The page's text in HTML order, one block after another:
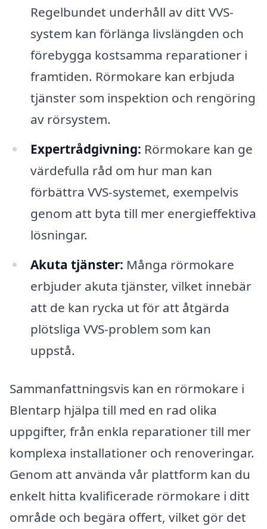
Regelbundet underhåll av ditt VVS-
system kan förlänga livslängden och
förebygga kostsamma reparationer i
framtiden. Rörmokare kan erbjuda
tjänster som inspektion och rengöring
av rörsystem.
Expertrådgivning: Rörmokare kan ge
värdefulla råd om hur man kan
förbättra VVS-systemet, exempelvis
genom att byta till mer energieffektiva
lösningar.
Akuta tjänster: Många rörmokare
erbjuder akuta tjänster, vilket innebär
att de kan rycka ut för att åtgärda
plötsliga VVS-problem som kan
uppstå.
Sammanfattningsvis kan en rörmokare i
Blentarp hjälpa till med en rad olika
uppgifter, från enkla reparationer till mer
komplexa installationer och renoveringar.
Genom att använda vår plattform kan du
enkelt hitta kvalificerade rörmokare i ditt
område och begära offert, vilket gör det